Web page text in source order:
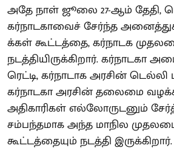
அதே நாள் ஜூலை 27-ஆம் தேதி,
கர்நாடகாவைச் சேர்ந்த அனைத்துக்
க்கள் கூட்டத்தை, கர்நாடக
நடத்தியிருக்கிறார். கர்நாடகா
ரெட்டி, கர்நாடாக அரசின் டெல்லி
கர்நாடகா அரசின் தலைமை
அதிகாரிகள் எல்லோருடனும்
சம்பந்தமாக அந்த மாநில
கூட்டத்தையும் நடத்தி இருக்கிறார்.